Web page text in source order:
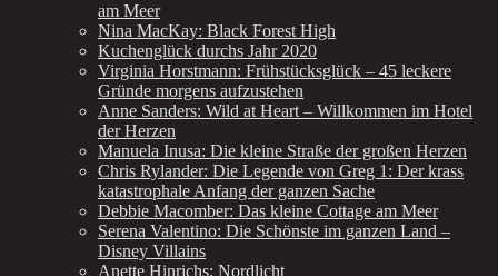
am Meer
Nina MacKay: Black Forest High
Kuchenglück durchs Jahr 2020
Virginia Horstmann: Frühstücksglück – 45 leckere
Gründe morgens aufzustehen
Anne Sanders: Wild at Heart – Willkommen im Hotel
der Herzen
Manuela Inusa: Die kleine Straße der großen Herzen
Chris Rylander: Die Legende von Greg 1: Der krass
katastrophale Anfang der ganzen Sache
Debbie Macomber: Das kleine Cottage am Meer
Serena Valentino: Die Schönste im ganzen Land –
Disney Villains
Anette Hinrichs: Nordlicht